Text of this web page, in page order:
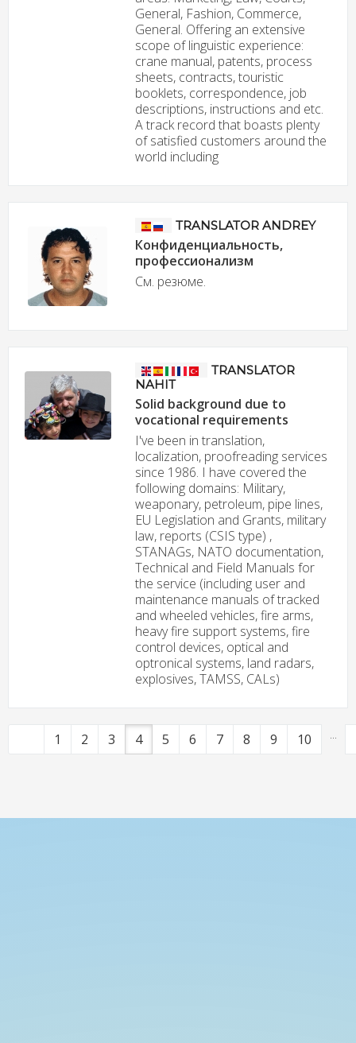
General, Fashion, Commerce,
General. Offering an extensive
scope of linguistic experience:
crane manual, patents, process
sheets, contracts, touristic
booklets, correspondence, job
descriptions, instructions and etc.
A track record that boasts plenty
of satisfied customers around the
world including
TRANSLATOR ANDREY
Конфиденциальность,
профессионализм
См. резюме.
TRANSLATOR
NAHIT
Solid background due to
vocational requirements
I've been in translation,
localization, proofreading services
since 1986. I have covered the
following domains: Military,
weaponary, petroleum, pipe lines,
EU Legislation and Grants, military
law, reports (CSIS type) ,
STANAGs, NATO documentation,
Technical and Field Manuals for
the service (including user and
maintenance manuals of tracked
and wheeled vehicles, fire arms,
heavy fire support systems, fire
control devices, optical and
optronical systems, land radars,
explosives, TAMSS, CALs)
1 2 3 4 5 6 7 8 9 10 ...